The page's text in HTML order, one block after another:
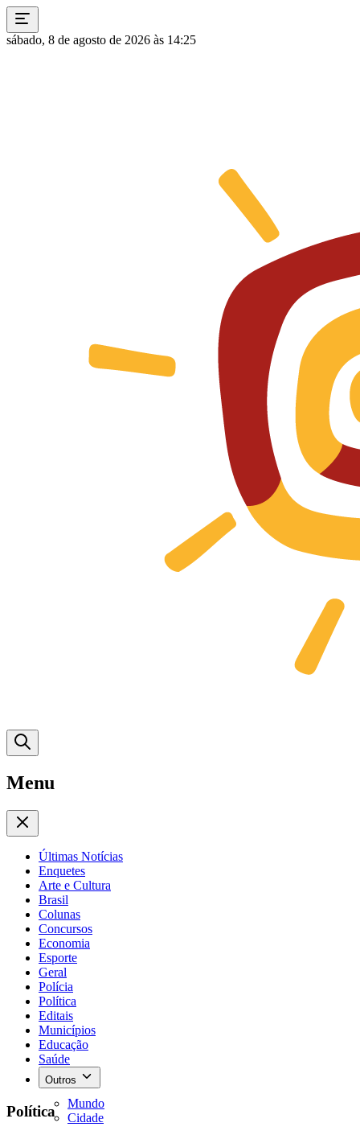
sábado, 8 de agosto de 2026 às 14:25
Menu
Últimas Notícias
Enquetes
Arte e Cultura
Brasil
Colunas
Concursos
Economia
Esporte
Geral
Polícia
Política
Editais
Municípios
Educação
Saúde
Outros
Mundo
Cidade
Política